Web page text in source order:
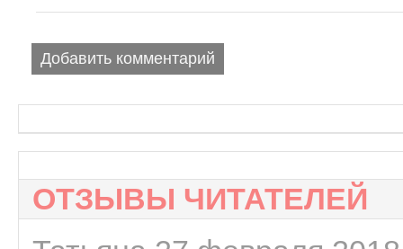
Добавить комментарий
ОТЗЫВЫ ЧИТАТЕЛЕЙ